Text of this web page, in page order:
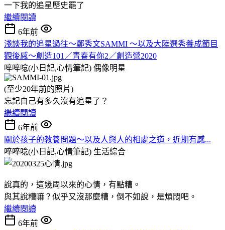
一下我的追星歷史罷了
繼續閱讀
6年前
淺談我的追星過往～鄭秀文SAMMI ～以及大陸選秀養成節目
觀後感～創造101／青春有你2／創造營2020
啐啐唸(小日記,心情筆記) 偶像明星
(至少20年前的照片)
忘記自己有多久沒有追星了？
繼續閱讀
6年前
關於孩子的教養問題～以及人與人的相處之道，近期有感...
啐啐唸(小日記,心情筆記) 生活綜合
說真的，這幾周以來的心情，有點糟。
與其說糟嘛？似乎又沒那麼糟，倒不如說，是煩悶吧。
繼續閱讀
6年前